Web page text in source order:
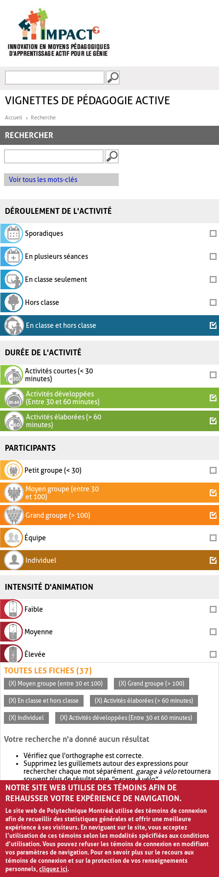
FORMULAIRE DE
VIGNETTES DE PÉDAGOGIE ACTIVE
Accueil Recherche
RECHERCHER
Voir tous les mots-clés
DÉROULEMENT DE L'ACTIVITÉ
Sporadiques
En plusieurs séances
En classe seulement
Hors classe
En classe et hors classe
DURÉE DE L'ACTIVITÉ
Activités courtes (< 30
minutes)
Activités développées
(Entre 30 et 60 minutes)
Activités élaborées (> 60
minutes)
PARTICIPANTS
Petit groupe (< 30)
Moyen groupe (entre 30
et 100)
Grand groupe (> 100)
Équipe
Individuel
INTENSITÉ D'ANIMATION
Faible
Moyenne
Élevée
TOUTES LES FICHES (37)
(X) Moyen groupe (entre 30 et 100) (X) Grand groupe (> 100)
(X) En classe et hors classe (X) Activités élaborées (> 60 minutes)
(X) Individuel (X) Activités développées (Entre 30 et 60 minutes)
Votre recherche n'a donné aucun résultat
Vérifiez que l'orthographe est correcte.
Supprimez les guillemets autour des expressions pour
rechercher chaque mot séparément. garage à véloretournera
souvent plus de résultat que"garage à vélo".
Envisagez d'élargir votre recherche avec OR.garage OR vélo
retournera souvent plus de résultat quegarage à vélo
NOTRE SITE WEB UTILISE DES TÉMOINS AFIN DE
REHAUSSER VOTRE EXPÉRIENCE DE NAVIGATION.
Le site web de Polytechnique Montréal utilise des témoins de connexion
afin de recueillir des statistiques générales et offrir une meilleure
expérience à ses visiteurs. En naviguant sur le site, vous acceptez
l’utilisation de ces témoins selon les modalités spécifiées aux conditions
d’utilisation. Vous pouvez refuser les témoins de connexion en modifiant
vos paramètres de navigation. Pour en savoir plus sur le recours aux
témoins de connexion et sur la protection de vos renseignements
personnels,cliquez ici.